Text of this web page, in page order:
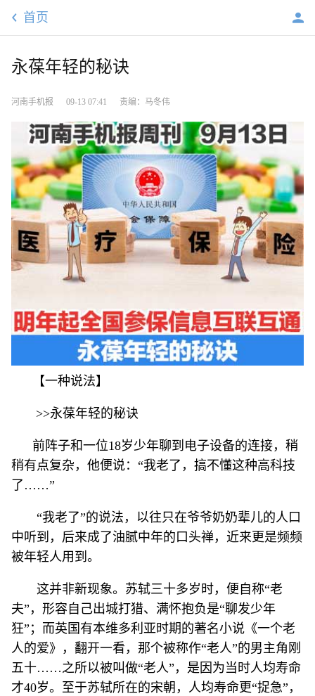
首页
永葆年轻的秘诀
河南手机报 09-13 07:41 责编：马冬伟
【一种说法】
>>永葆年轻的秘诀
前阵子和一位18岁少年聊到电子设备的连接，稍
稍有点复杂，他便说：“我老了，搞不懂这种高科技
了……”
“我老了”的说法，以往只在爷爷奶奶辈儿的人口
中听到，后来成了油腻中年的口头禅，近来更是频频
被年轻人用到。
这并非新现象。苏轼三十多岁时，便自称“老
夫”，形容自己出城打猎、满怀抱负是“聊发少年
狂”；而英国有本维多利亚时期的著名小说《一个老
人的爱》，翻开一看，那个被称作“老人”的男主角刚
五十……之所以被叫做“老人”，是因为当时人均寿命
才40岁。至于苏轼所在的宋朝，人均寿命更“捉急”，